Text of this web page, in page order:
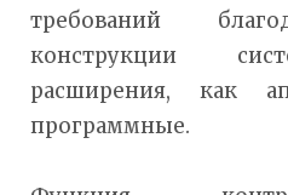
требований
конструкции
расширения, как
программные.